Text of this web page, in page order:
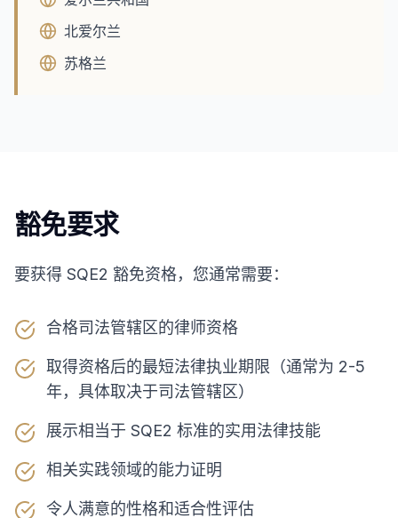
北爱尔兰
苏格兰
豁免要求
要获得 SQE2 豁免资格，您通常需要：
合格司法管辖区的律师资格
取得资格后的最短法律执业期限（通常为 2-5
年，具体取决于司法管辖区）
展示相当于 SQE2 标准的实用法律技能
相关实践领域的能力证明
令人满意的性格和适合性评估